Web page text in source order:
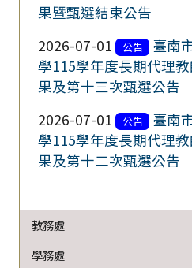
果暨甄選結束公告
2026-07-01
公告
臺南
學115學年度長期代理
果及第十三次甄選公告
2026-07-01
公告
臺南
學115學年度長期代理
果及第十二次甄選公告
教務處
學務處